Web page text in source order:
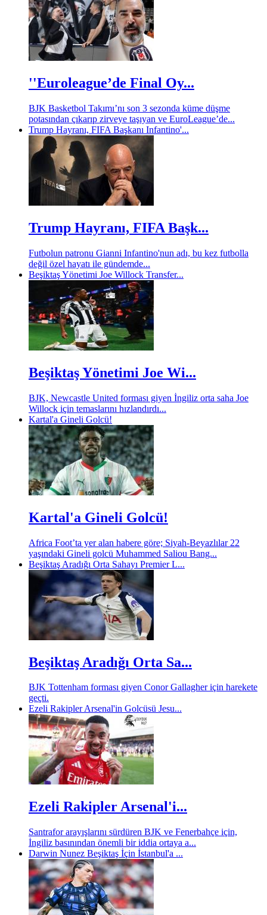
''Euroleague’de Final Oy...
BJK Basketbol Takımı’nı son 3 sezonda küme düşme
potasından çıkarıp zirveye taşıyan ve EuroLeague’de...
Trump Hayranı, FIFA Başkanı Infantino'...
Trump Hayranı, FIFA Başk...
Futbolun patronu Gianni Infantino'nun adı, bu kez futbolla
değil özel hayatı ile gündemde...
Beşiktaş Yönetimi Joe Willock Transfer...
Beşiktaş Yönetimi Joe Wi...
BJK, Newcastle United forması giyen İngiliz orta saha Joe
Willock için temaslarını hızlandırdı...
Kartal'a Gineli Golcü!
Kartal'a Gineli Golcü!
Africa Foot’ta yer alan habere göre; Siyah-Beyazlılar 22
yaşındaki Gineli golcü Muhammed Saliou Bang...
Beşiktaş Aradığı Orta Sahayı Premier L...
Beşiktaş Aradığı Orta Sa...
BJK Tottenham forması giyen Conor Gallagher için harekete
geçti.
Ezeli Rakipler Arsenal'in Golcüsü Jesu...
Ezeli Rakipler Arsenal'i...
Santrafor arayışlarını sürdüren BJK ve Fenerbahçe için,
İngiliz basınından önemli bir iddia ortaya a...
Darwin Nunez Beşiktaş İçin İstanbul'a ...